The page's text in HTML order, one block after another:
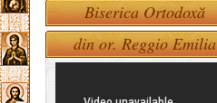
Biserica Ortodoxă
din or. Reggio Emilia